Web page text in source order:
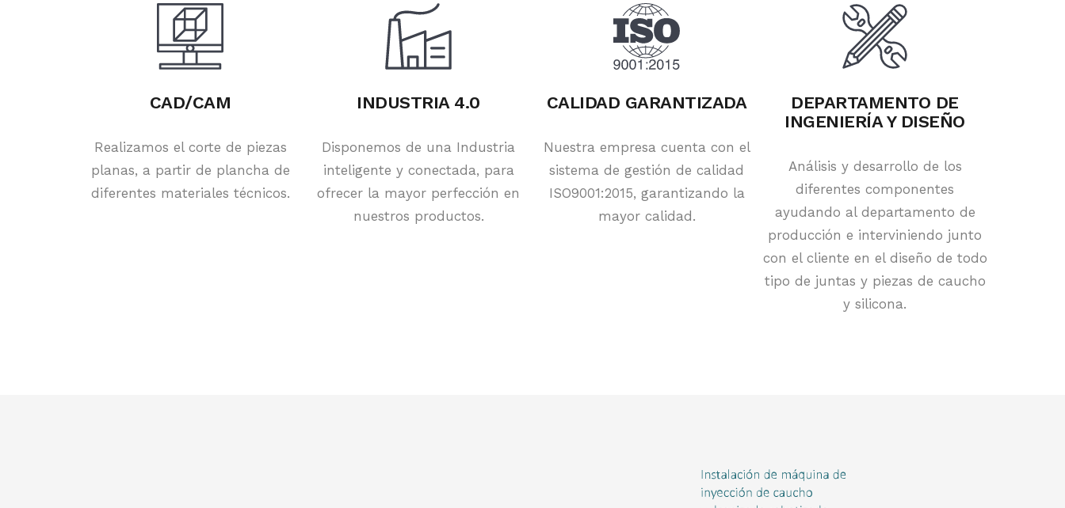
CAD/CAM
Realizamos el corte de piezas
planas, a partir de plancha de
diferentes materiales técnicos.
INDUSTRIA 4.0
Disponemos de una Industria
inteligente y conectada, para
ofrecer la mayor perfección en
nuestros productos.
CALIDAD GARANTIZADA
Nuestra empresa cuenta con el
sistema de gestión de calidad
ISO9001:2015, garantizando la
mayor calidad.
DEPARTAMENTO DE
INGENIERÍA Y DISEÑO
Análisis y desarrollo de los
diferentes componentes
ayudando al departamento de
producción e interviniendo junto
con el cliente en el diseño de todo
tipo de juntas y piezas de caucho
y silicona.